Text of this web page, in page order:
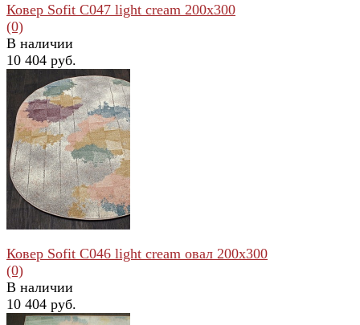
избранное сравнить
Ковер Sofit C047 light cream 200x300
(0)
В наличии
10 404 руб.
Ковер Sofit C046 light cream овал 200x300
(0)
В наличии
10 404 руб.